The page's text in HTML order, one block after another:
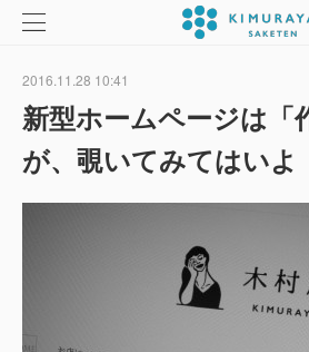
2016.11.28 10:41
新型ホームページは「
が、覗いてみてはいよ